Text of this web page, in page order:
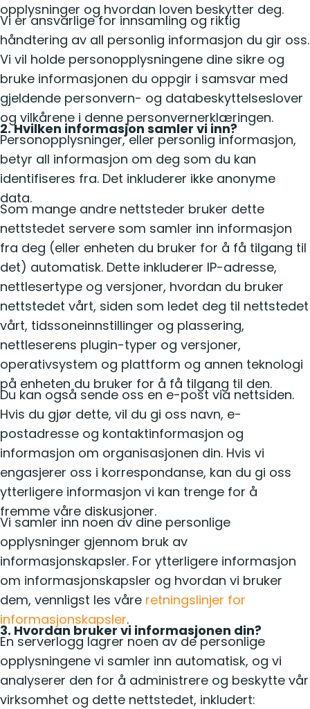
opplysninger og hvordan loven beskytter deg.
Vi er ansvarlige for innsamling og riktig
håndtering av all personlig informasjon du gir oss.
Vi vil holde personopplysningene dine sikre og
bruke informasjonen du oppgir i samsvar med
gjeldende personvern- og databeskyttelseslover
og vilkårene i denne personvernerklæringen.
2. Hvilken informasjon samler vi inn?
Personopplysninger, eller personlig informasjon,
betyr all informasjon om deg som du kan
identifiseres fra. Det inkluderer ikke anonyme
data.
Som mange andre nettsteder bruker dette
nettstedet servere som samler inn informasjon
fra deg (eller enheten du bruker for å få tilgang til
det) automatisk. Dette inkluderer IP-adresse,
nettlesertype og versjoner, hvordan du bruker
nettstedet vårt, siden som ledet deg til nettstedet
vårt, tidssoneinnstillinger og plassering,
nettleserens plugin-typer og versjoner,
operativsystem og plattform og annen teknologi
på enheten du bruker for å få tilgang til den.
Du kan også sende oss en e-post via nettsiden.
Hvis du gjør dette, vil du gi oss navn, e-
postadresse og kontaktinformasjon og
informasjon om organisasjonen din. Hvis vi
engasjerer oss i korrespondanse, kan du gi oss
ytterligere informasjon vi kan trenge for å
fremme våre diskusjoner.
Vi samler inn noen av dine personlige
opplysninger gjennom bruk av
informasjonskapsler. For ytterligere informasjon
om informasjonskapsler og hvordan vi bruker
dem, vennligst les våre retningslinjer for
informasjonskapsler.
3. Hvordan bruker vi informasjonen din?
En serverlogg lagrer noen av de personlige
opplysningene vi samler inn automatisk, og vi
analyserer den for å administrere og beskytte vår
virksomhet og dette nettstedet, inkludert: